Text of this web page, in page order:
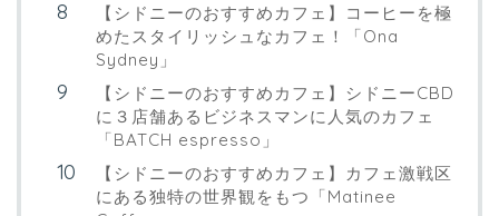
【シドニーのおすすめカフェ】コーヒーを極
めたスタイリッシュなカフェ！「Ona
Sydney」
【シドニーのおすすめカフェ】シドニーCBD
に３店舗あるビジネスマンに人気のカフェ
「BATCH espresso」
【シドニーのおすすめカフェ】カフェ激戦区
にある独特の世界観をもつ「Matinee